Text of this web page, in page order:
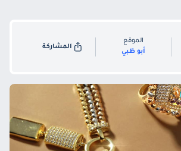
الموقع
أبو ظبي
المشاركة